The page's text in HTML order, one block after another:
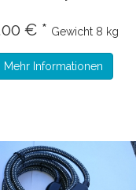
€ * Gewicht 8 kg
Mehr Informationen